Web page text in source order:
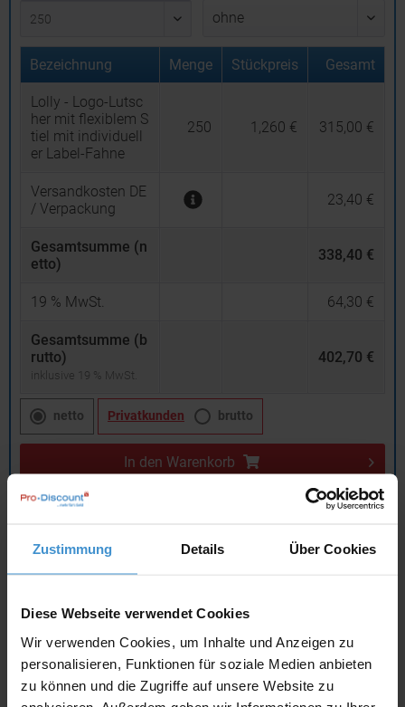
Zustimmung Details Über Cookies
Diese Webseite verwendet Cookies
Wir verwenden Cookies, um Inhalte und Anzeigen zu
personalisieren, Funktionen für soziale Medien anbieten
zu können und die Zugriffe auf unsere Website zu
Bezeichnung Menge Stückpreis Gesamt
Lolly - Logo-Lutsc
her mit flexiblem S
tiel mit individuell
er Label-Fahne
250 1,260 € 315,00 €
Versandkosten DE
/ Verpackung
23,40 €
Gesamtsumme (n
etto)
338,40 €
19 % MwSt. 64,30 €
Gesamtsumme (b
rutto)
inklusive 19 % MwSt.
402,70 €
netto Privatkunden brutto
In den Warenkorb
Individuelle Anfrage
Artikel mit Werbeanbringung: ca. 4 - 5 Wochen
Muster mit Ihrer